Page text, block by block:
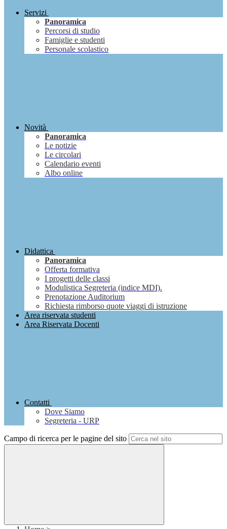
Servizi
Panoramica
Percorsi di studio
Famiglie e studenti
Personale scolastico
Novità
Panoramica
Le notizie
Le circolari
Calendario eventi
Albo online
Didattica
Panoramica
Offerta formativa
I progetti delle classi
Modulistica Segreteria (indice MDI).
Prenotazione Auditorium
Richiesta rimborso quote viaggi di istruzione
Area riservata studenti
Area Riservata Docenti
Contatti
Dove Siamo
Segreteria - URP
Campo di ricerca per le pagine del sito